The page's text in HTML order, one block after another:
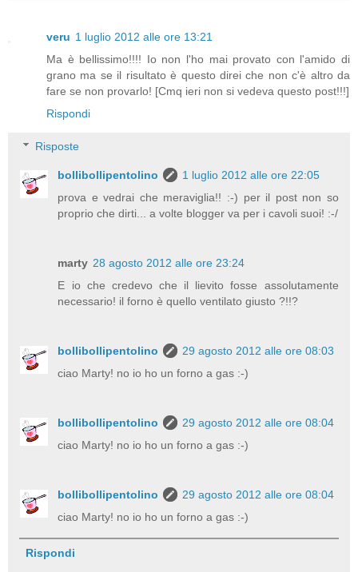
veru 1 luglio 2012 alle ore 13:21
Ma è bellissimo!!!! Io non l'ho mai provato con l'amido di
grano ma se il risultato è questo direi che non c'è altro da
fare se non provarlo! [Cmq ieri non si vedeva questo post!!!]
Rispondi
Risposte
bollibollipentolino
1 luglio 2012 alle ore 22:05
prova e vedrai che meraviglia!! :-) per il post non so
proprio che dirti... a volte blogger va per i cavoli suoi! :-/
marty 28 agosto 2012 alle ore 23:24
E io che credevo che il lievito fosse assolutamente
necessario! il forno è quello ventilato giusto ?!!?
bollibollipentolino
29 agosto 2012 alle ore 08:03
ciao Marty! no io ho un forno a gas :-)
bollibollipentolino
29 agosto 2012 alle ore 08:04
ciao Marty! no io ho un forno a gas :-)
bollibollipentolino
29 agosto 2012 alle ore 08:04
ciao Marty! no io ho un forno a gas :-)
Rispondi